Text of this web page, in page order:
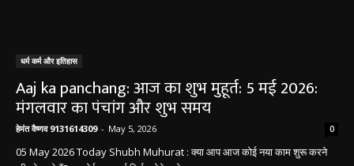
धर्म कर्म और इतिहास
Aaj ka panchang: आज का शुभ मुहूर्त: 5 मई 2026:
मंगलवार का पंचांग और शुभ समय
हेमंत वैष्णव 9131614309 - May 5, 2026 0
05 May 2026 Today Shubh Muhurat : क्या आप आज कोई नया काम शुरू करने